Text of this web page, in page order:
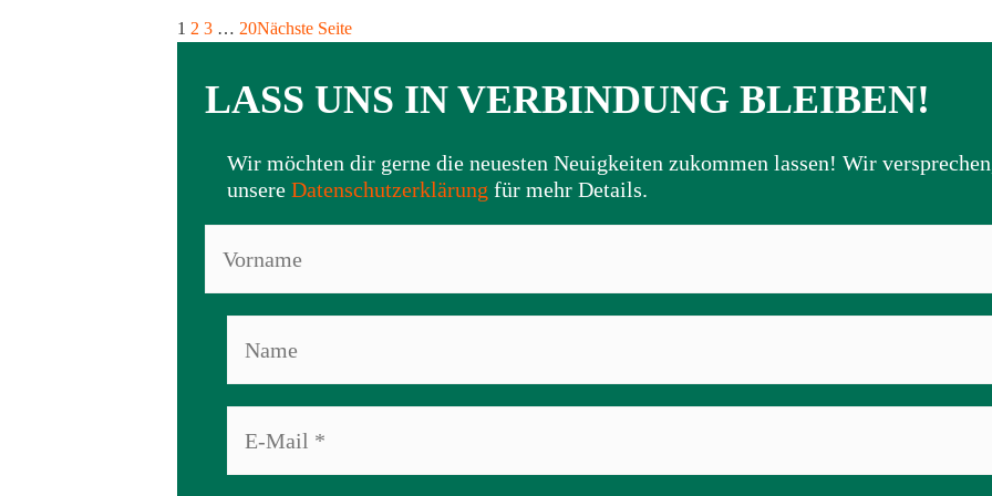
1 2 3 … 20Nächste Seite
LASS UNS IN VERBINDUNG BLEIBEN!
Wir möchten dir gerne die neuesten Neuigkeiten zukommen lassen! Wir
unsere Datenschutzerklärung für mehr Details.